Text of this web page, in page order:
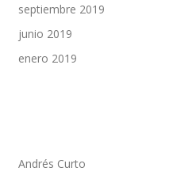
septiembre 2019
junio 2019
enero 2019
Andrés Curto